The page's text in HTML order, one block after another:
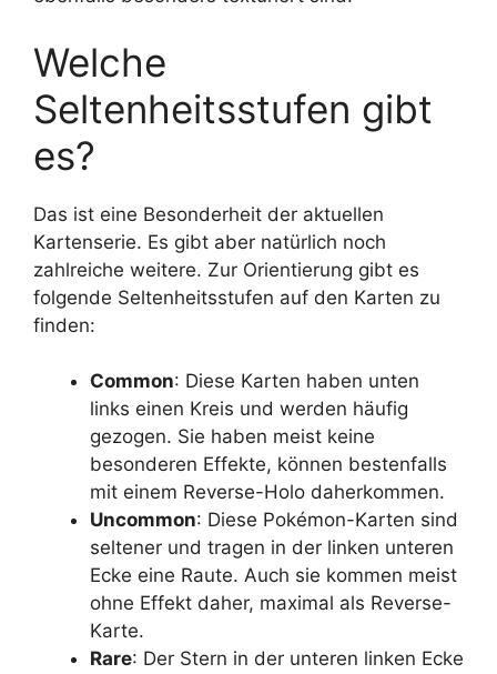
Welche
Seltenheitsstufen gibt
es?
Das ist eine Besonderheit der aktuellen
Kartenserie. Es gibt aber natürlich noch
zahlreiche weitere. Zur Orientierung gibt es
folgende Seltenheitsstufen auf den Karten zu
finden:
Common: Diese Karten haben unten
links einen Kreis und werden häufig
gezogen. Sie haben meist keine
besonderen Effekte, können bestenfalls
mit einem Reverse-Holo daherkommen.
Uncommon: Diese Pokémon-Karten sind
seltener und tragen in der linken unteren
Ecke eine Raute. Auch sie kommen meist
ohne Effekt daher, maximal als Reverse-
Karte.
Rare: Der Stern in der unteren linken Ecke